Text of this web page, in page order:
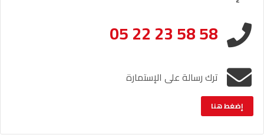
05 22 23 58 58
ترك رسالة على الإستمارة
إضغط هنا